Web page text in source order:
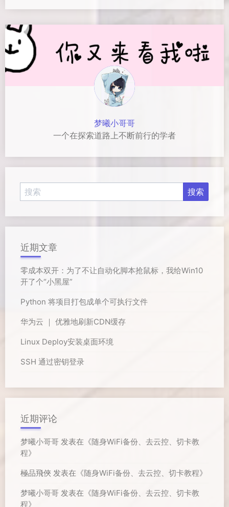
梦曦小哥哥
一个在探索道路上不断前行的学者
近期文章
零成本双开：为了不让自动化脚本抢鼠标，我给Win10
开了个“小黑屋”
Python 将项目打包成单个可执行文件
华为云 ｜ 优雅地刷新CDN缓存
Linux Deploy安装桌面环境
SSH 通过密钥登录
近期评论
梦曦小哥哥 发表在《随身WiFi备份、去云控、切卡教
程》
極品飛俠 发表在《随身WiFi备份、去云控、切卡教程》
梦曦小哥哥 发表在《随身WiFi备份、去云控、切卡教
程》